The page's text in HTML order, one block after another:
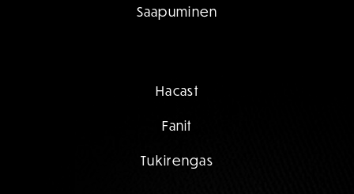
Saapuminen
Hacast
Fanit
Tukirengas